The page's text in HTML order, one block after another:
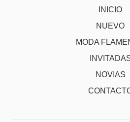
INICIO
NUEVO
MODA
NOVIAS